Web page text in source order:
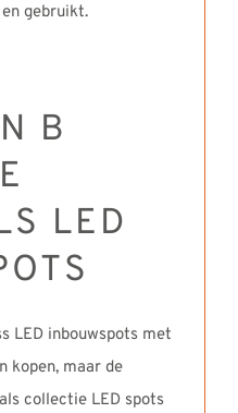
gebruikt.
B
LED
LED inbouwspots met
kopen, maar de
collectie LED spots